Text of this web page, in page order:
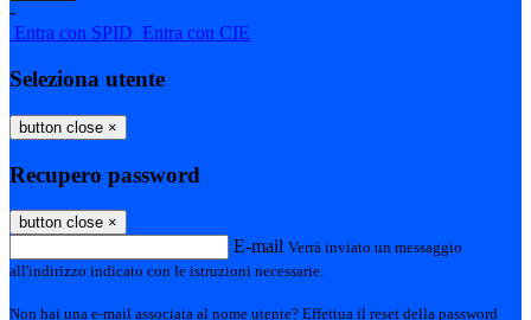
-
Entra con SPID Entra con CIE
Seleziona utente
button close ×
Recupero password
button close ×
E-mail Verrà inviato un messaggio
all'indirizzo indicato con le istruzioni necessarie.
Non hai una e-mail associata al nome utente? Effettua il reset della password